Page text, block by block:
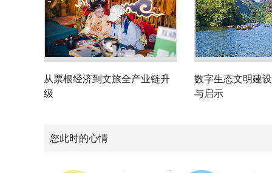
从票根经济到文旅全产业链升
级
数字生态文明建
与启示
您此时的心情